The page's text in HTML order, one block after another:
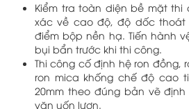
Kiểm tra toàn diện bề mặt
xác về cao độ, độ dốc
điểm bộp nền hạ. Tiến hành
bụi bẩn trước khi thi công.
Thi công cố định hệ ron đồng,
ron mica khống chế độ cao
20mm theo đúng bản vẽ
văn uốn lượn.